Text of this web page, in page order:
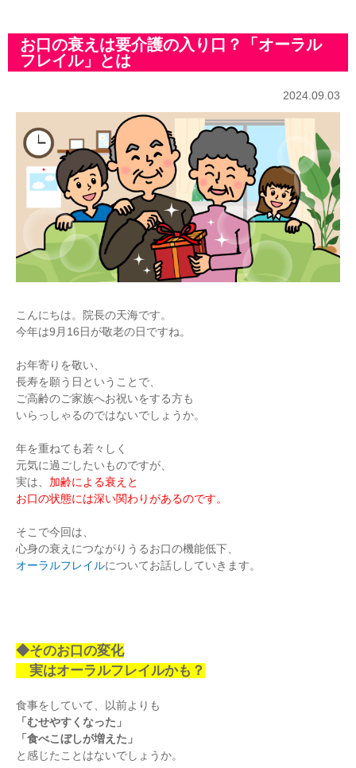
お口の衰えは要介護の入り口？「オーラル
フレイル」とは
2024.09.03
こんにちは。院長の天海です。
今年は9月16日が敬老の日ですね。
お年寄りを敬い、
長寿を願う日ということで、
ご高齢のご家族へお祝いをする方も
いらっしゃるのではないでしょうか。
年を重ねても若々しく
元気に過ごしたいものですが、
実は、 加齢による衰えと
お口の状態には深い関わりがあるのです。
そこで今回は、
心身の衰えにつながりうるお口の機能低下、
オーラルフレイルについてお話ししていきます。
◆そのお口の変化
実はオーラルフレイルかも？
食事をしていて、以前よりも
「むせやすくなった」
「食べこぼしが増えた」
と感じたことはないでしょうか。